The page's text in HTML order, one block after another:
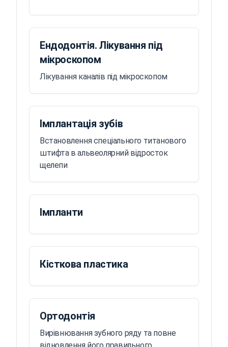
Ендодонтія. Лікування під
мікроскопом
Лікування каналів під мікроскопом
Імплантація зубів
Встановлення спеціального титанового
штифта в альвеолярний відросток
щелепи
Імпланти
Кісткова пластика
Ортодонтія
Вирівнювання зубного ряду та повне